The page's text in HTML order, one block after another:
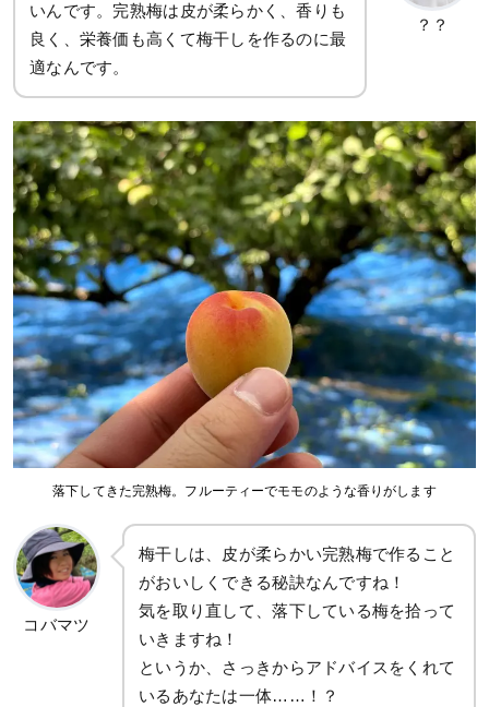
いんです。完熟梅は皮が柔らかく、香りも
良く、栄養価も高くて梅干しを作るのに最
適なんです。
？？
落下してきた完熟梅。フルーティーでモモのような香りがします
コバマツ
梅干しは、皮が柔らかい完熟梅で作ること
がおいしくできる秘訣なんですね！
気を取り直して、落下している梅を拾って
いきますね！
というか、さっきからアドバイスをくれて
いるあなたは一体……！？